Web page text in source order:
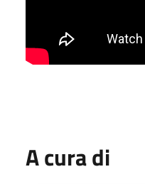
A cura di